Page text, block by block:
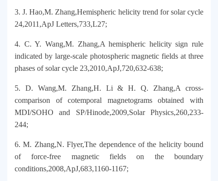
3. J. Hao,M. Zhang,Hemispheric helicity trend for solar cycle
24,2011,ApJ Letters,733,L27;
4. C. Y. Wang,M. Zhang,A hemispheric helicity sign rule
indicated by large-scale photospheric magnetic fields at three
phases of solar cycle 23,2010,ApJ,720,632-638;
5. D. Wang,M. Zhang,H. Li & H. Q. Zhang,A cross-
comparison of cotemporal magnetograms obtained with
MDI/SOHO and SP/Hinode,2009,Solar Physics,260,233-
244;
6. M. Zhang,N. Flyer,The dependence of the helicity bound
of force-free magnetic fields on the boundary
conditions,2008,ApJ,683,1160-1167;